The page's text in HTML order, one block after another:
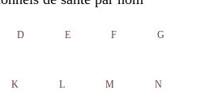
D E F G
K L M N